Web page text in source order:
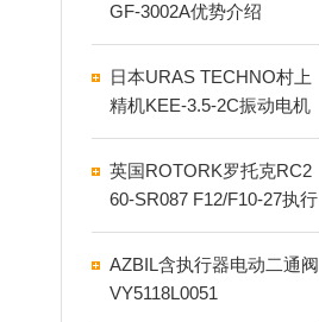
GF-3002A优势介绍
日本URAS TECHNO村上
精机KEE-3.5-2C振动电机
英国ROTORK罗托克RC2
60-SR087 F12/F10-27执行
器介绍
AZBIL含执行器电动二通阀
VY5118L0051